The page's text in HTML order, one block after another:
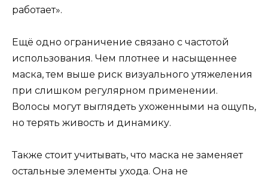
работает».
Ещё одно ограничение связано с частотой
использования. Чем плотнее и насыщеннее
маска, тем выше риск визуального утяжеления
при слишком регулярном применении.
Волосы могут выглядеть ухоженными на ощупь,
но терять живость и динамику.
Также стоит учитывать, что маска не заменяет
остальные элементы ухода. Она не